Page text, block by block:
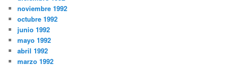
noviembre 1992
octubre 1992
junio 1992
mayo 1992
abril 1992
marzo 1992